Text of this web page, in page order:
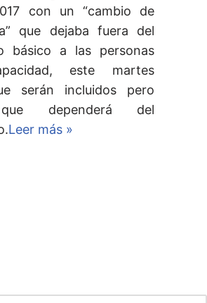
con un “cambio de
que dejaba fuera del
básico a las personas
este martes
serán incluidos pero
dependerá del
Leer más »